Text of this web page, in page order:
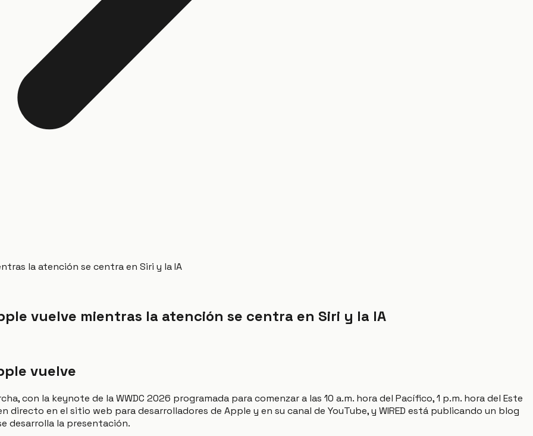
la atención se centra en Siri y la IA
vuelve mientras la atención se centra en Siri y la IA
vuelve
con la keynote de la WWDC 2026 programada para comenzar a las 10 a.m. hora del Pacífico, 1 p.m. hora del Este
en el sitio web para desarrolladores de Apple y en su canal de YouTube, y WIRED está publicando un blog
desarrolla la presentación.